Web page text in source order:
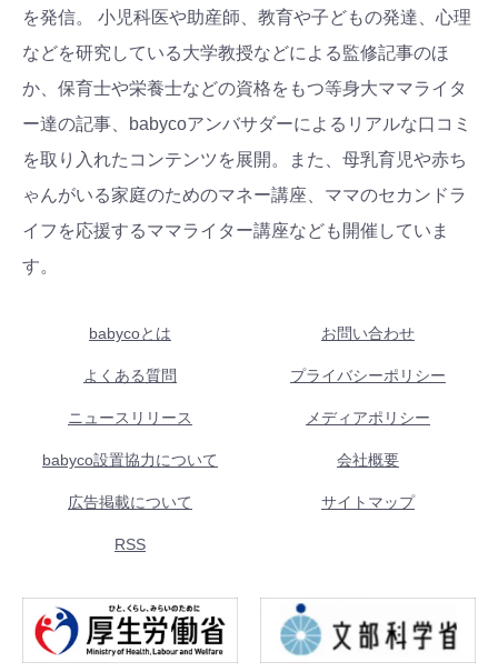
を発信。 小児科医や助産師、教育や子どもの発達、心理
などを研究している大学教授などによる監修記事のほ
か、保育士や栄養士などの資格をもつ等身大ママライタ
ー達の記事、babycoアンバサダーによるリアルな口コミ
を取り入れたコンテンツを展開。また、母乳育児や赤ち
ゃんがいる家庭のためのマネー講座、ママのセカンドラ
イフを応援するママライター講座なども開催していま
す。
babycoとは お問い合わせ
よくある質問 プライバシーポリシー
ニュースリリース メディアポリシー
babyco設置協力について 会社概要
広告掲載について サイトマップ
RSS